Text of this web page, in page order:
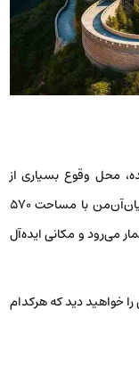
محل وقوع بسیاری از
رویدادهای مهم تاریخی چین بوده است. میدان تیان‌آن‌من با مساحت 570
می‌رود و مکانی ایده‌آل
خواهید دید که هرکدام